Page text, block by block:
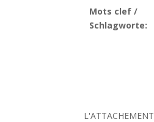
Mots clef /
Schlagworte: